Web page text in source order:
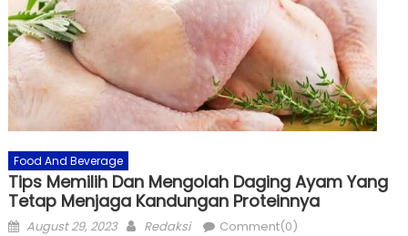
Food And Beverage
Tips Memilih Dan Mengolah Daging Ayam Yang
Tetap Menjaga Kandungan Proteinnya
Posted
August 29, 2023 Author
Redaksi Comment(0)